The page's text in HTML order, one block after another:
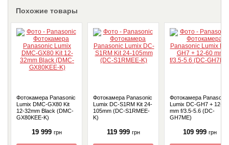
Похожие товары
Фотокамера Panasonic
Lumix DMC-GX80 Kit
12-32mm Black (DMC-
GX80KEE-K)
19 999 грн
Фотокамера Panasonic
Lumix DC-S1RM Kit 24-
105mm (DC-S1RMEE-
K)
119 999 грн
Фотокамера Panasonic
Lumix DC-GH7 + 12-60
mm f/3.5-5.6 (DC-
GH7ME)
109 999 грн